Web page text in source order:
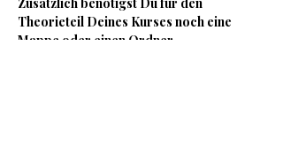
Theorieteil Deines Kurses noch eine
Mappe oder einen Ordner.